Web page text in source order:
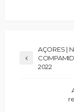
AÇORES |
2022